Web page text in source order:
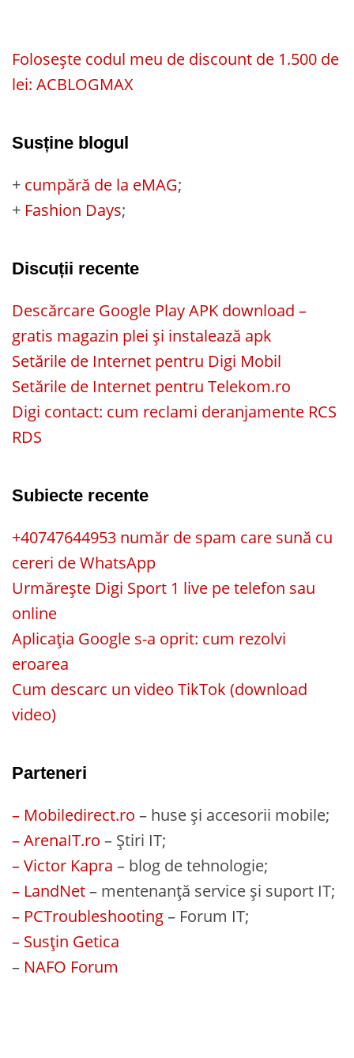
Folosește codul meu de discount de 1.500 de
lei: ACBLOGMAX
Susține blogul
+ cumpără de la eMAG;
+ Fashion Days;
Discuții recente
Descărcare Google Play APK download –
gratis magazin plei și instalează apk
Setările de Internet pentru Digi Mobil
Setările de Internet pentru Telekom.ro
Digi contact: cum reclami deranjamente RCS
RDS
Subiecte recente
+40747644953 număr de spam care sună cu
cereri de WhatsApp
Urmărește Digi Sport 1 live pe telefon sau
online
Aplicația Google s-a oprit: cum rezolvi
eroarea
Cum descarc un video TikTok (download
video)
Parteneri
– Mobiledirect.ro – huse și accesorii mobile;
– ArenaIT.ro – Știri IT;
– Victor Kapra – blog de tehnologie;
– LandNet– mentenanță service și suport IT;
– PCTroubleshooting– Forum IT;
– Susțin Getica
– NAFO Forum